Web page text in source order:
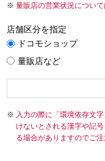
量販店の営業状況につい
店舗区分を指定
ドコモショップ
量販店など
入力の際に「環境依存文
けないとされる漢字や記
る場合がありますのでご注